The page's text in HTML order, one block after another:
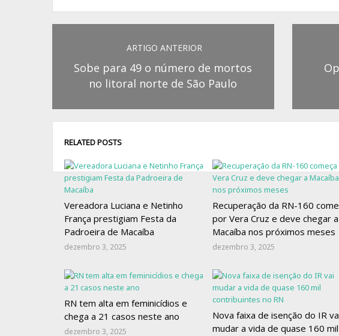
ARTIGO ANTERIOR
Sobe para 49 o número de mortos
no litoral norte de São Paulo
RELATED POSTS
Vereadora Luciana e Netinho
França prestigiam Festa da
Padroeira de Macaíba
dezembro 3, 2025
Recuperação da RN-160
por Vera Cruz e deve chegar a
Macaíba nos próximos meses
dezembro 3, 2025
RN tem alta em feminicídios e
chega a 21 casos neste ano
dezembro 3, 2025
Nova faixa de isenção do IR
mudar a vida de quase 160 mil